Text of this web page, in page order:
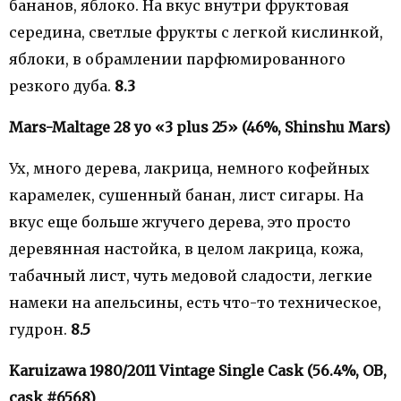
бананов, яблоко. На вкус внутри фруктовая
середина, светлые фрукты с легкой кислинкой,
яблоки, в обрамлении парфюмированного
резкого дуба. 8.3
Mars-Maltage 28 yo «3 plus 25» (46%, Shinshu Mars)
Ух, много дерева, лакрица, немного кофейных
карамелек, сушенный банан, лист сигары. На
вкус еще больше жгучего дерева, это просто
деревянная настойка, в целом лакрица, кожа,
табачный лист, чуть медовой сладости, легкие
намеки на апельсины, есть что-то техническое,
гудрон. 8.5
Karuizawa 1980/2011 Vintage Single Cask (56.4%, OB,
cask #6568)